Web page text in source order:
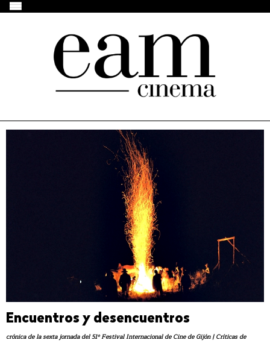
Encuentros y desencuentros
crónica de la sexta jornada del 51º Festival Internacional de Cine de Gijón | Críticas de